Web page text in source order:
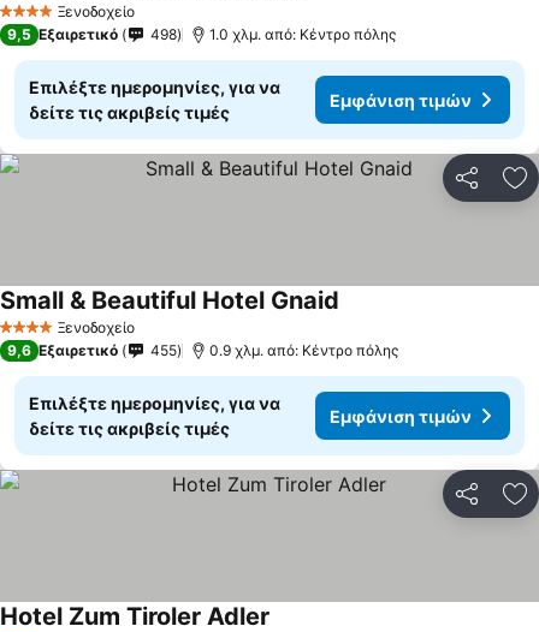
4 ΑστέριαΞενοδοχείο
9,5 Εξαιρετικό 498 1.0 χλμ. από: Κέντρο πόλης
Επιλέξτε ημερομηνίες, για να
δείτε τις ακριβείς τιμές
Εμφάνιση τιμών
4 ΑστέριαΞενοδοχείο
Small & Beautiful Hotel Gnaid
9,6 Εξαιρετικό 455 0.9 χλμ. από: Κέντρο πόλης
Επιλέξτε ημερομηνίες, για να
δείτε τις ακριβείς τιμές
Εμφάνιση τιμών
Hotel Zum Tiroler Adler